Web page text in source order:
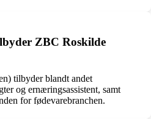
ZBC Roskilde
tilbyder blandt andet
og ernæringsassistent, samt
for fødevarebranchen.